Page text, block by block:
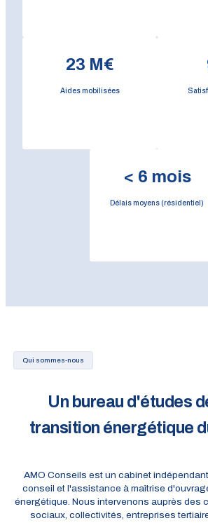
23 M€
Aides mobilisées
< 6 mois
Délais moyens (résidentiel)
Qui sommes-nous
Un bureau d'études
transition énergétique
AMO Conseils est un cabinet
conseil et l'assistance à maîtrise
énergétique. Nous intervenons auprès des
sociaux, collectivités, entreprises